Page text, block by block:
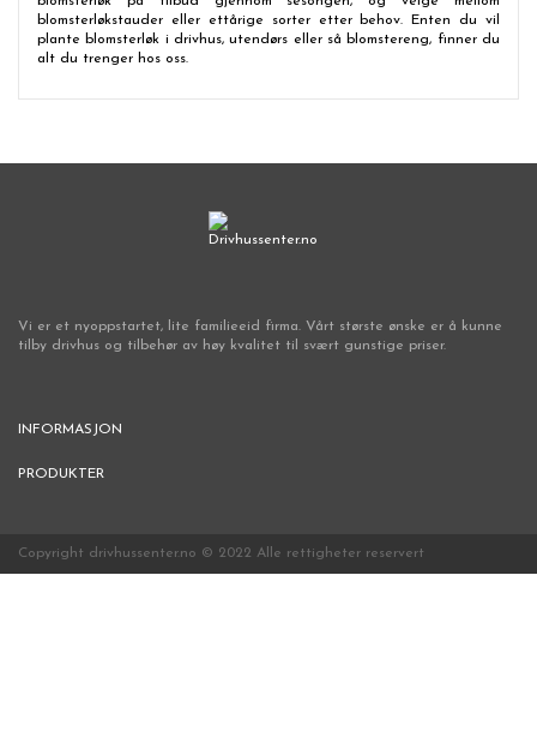
blomsterløkstauder eller ettårige sorter etter behov. Enten du vil
plante blomsterløk i drivhus, utendørs eller så blomstereng, finner du
alt du trenger hos oss.
Vi er et nyoppstartet, lite familieeid firma. Vårt største ønske er å kunne
tilby drivhus og tilbehør av høy kvalitet til svært gunstige priser.
INFORMASJON
PRODUKTER
Copyright drivhussenter.no © 2022 Alle rettigheter reservert